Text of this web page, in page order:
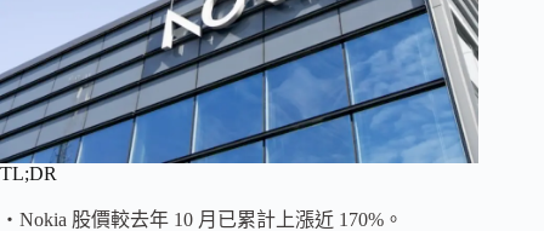
TL;DR
・Nokia 股價較去年 10 月已累計上漲近 170%。